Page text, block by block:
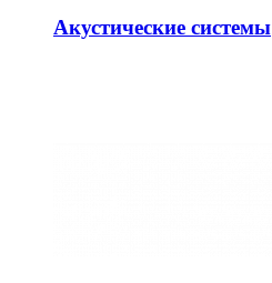
Акустические системы